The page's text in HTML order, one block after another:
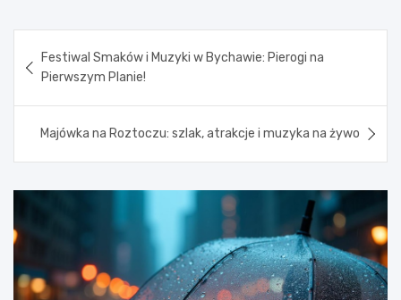
wpisu
Festiwal Smaków i Muzyki w Bychawie: Pierogi na
Pierwszym Planie!
Majówka na Roztoczu: szlak, atrakcje i muzyka na żywo